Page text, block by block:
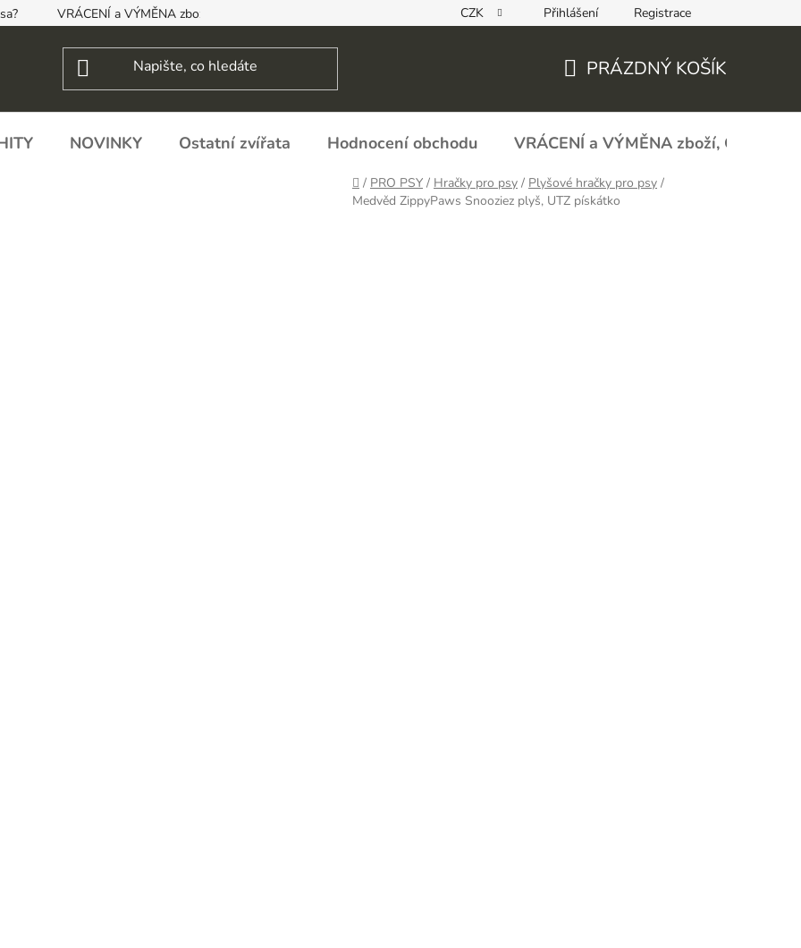
VRÁCENÍ a VÝMĚNA zboží, ODSTOUPENÍ OD SMLOUVY REKLAMAČNÍ FORMULÁŘ - zboží s vadou
CZK Přihlášení Registrace
KOŠÍK
PRÁZDNÝ KOŠÍK
NOVINKY Ostatní zvířata Hodnocení obchodu VRÁCENÍ a VÝMĚNA zboží,
Domů
/ PRO PSY / Hračky pro psy / Plyšové hračky pro psy /
Medvěd ZippyPaws Snooziez plyš, UTZ pískátko